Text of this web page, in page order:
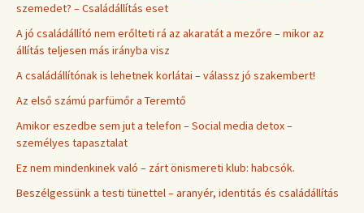
szemedet? – Családállítás eset
A jó családállító nem erőlteti rá az akaratát a mezőre – mikor az
állítás teljesen más irányba visz
A családállítónak is lehetnek korlátai – válassz jó szakembert!
Az első számú parfümőr a Teremtő
Amikor eszedbe sem jut a telefon – Social media detox –
személyes tapasztalat
Ez nem mindenkinek való – zárt önismereti klub: habcsók.
Beszélgessünk a testi tünettel – aranyér, identitás és családállítás